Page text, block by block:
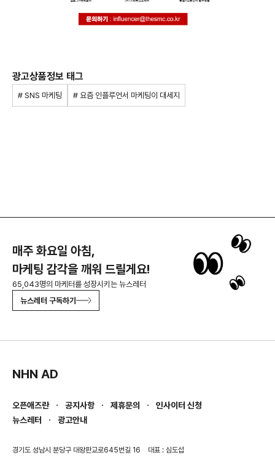
광고상품정보 태그
# SNS 마케팅 # 요즘 인플루언서 마케팅이 대세지
매주 화요일 아침,
마케팅 감각을 깨워 드릴게요!
65,043명의 마케터를 성장시키는 뉴스레터
뉴스레터 구독하기
NHN AD
오픈애즈란 공지사항 제휴문의
인사이터 신청
뉴스레터
광고안내
경기도 성남시 분당구 대왕판교로645번길 16 대표 : 심도섭